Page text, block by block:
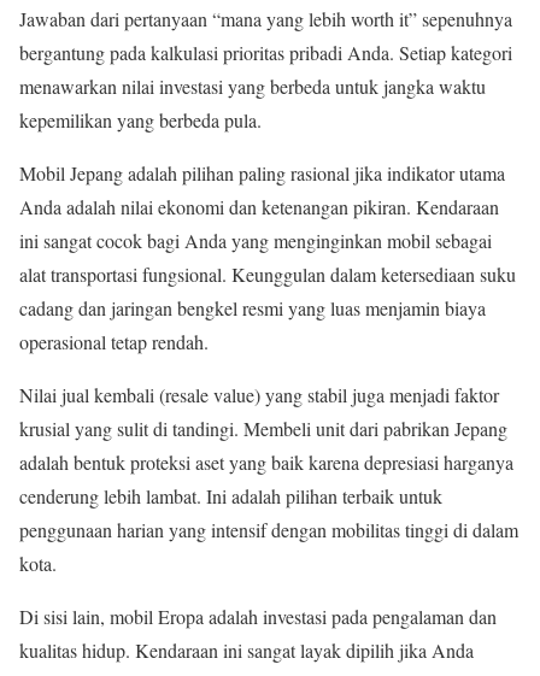
Jawaban dari pertanyaan “mana yang lebih worth it” sepenuhnya
bergantung pada kalkulasi prioritas pribadi Anda. Setiap kategori
menawarkan nilai investasi yang berbeda untuk jangka waktu
kepemilikan yang berbeda pula.
Mobil Jepang adalah pilihan paling rasional jika indikator utama
Anda adalah nilai ekonomi dan ketenangan pikiran. Kendaraan
ini sangat cocok bagi Anda yang menginginkan mobil sebagai
alat transportasi fungsional. Keunggulan dalam ketersediaan suku
cadang dan jaringan bengkel resmi yang luas menjamin biaya
operasional tetap rendah.
Nilai jual kembali (resale value) yang stabil juga menjadi faktor
krusial yang sulit di tandingi. Membeli unit dari pabrikan Jepang
adalah bentuk proteksi aset yang baik karena depresiasi harganya
cenderung lebih lambat. Ini adalah pilihan terbaik untuk
penggunaan harian yang intensif dengan mobilitas tinggi di dalam
kota.
Di sisi lain, mobil Eropa adalah investasi pada pengalaman dan
kualitas hidup. Kendaraan ini sangat layak dipilih jika Anda